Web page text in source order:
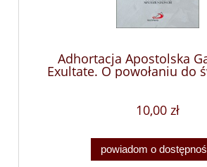
Adhortacja Apostolska
Exultate. O powołaniu do
świecie
10,00 zł
powiadom o